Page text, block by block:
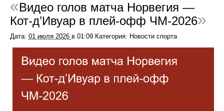
Видео голов матча Норвегия —
Кот-д’Ивуар в плей-офф ЧМ-2026
Дата: 01 июля 2026 в 01:09 Категория: Новости спорта